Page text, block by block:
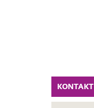
KONTAKT